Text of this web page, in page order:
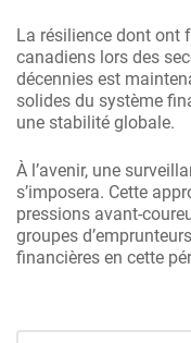
La résilience dont ont
canadiens lors des
décennies est
solides du système
une stabilité globale.
À l’avenir, une
s’imposera. Cette
pressions avant-
groupes
financières en cette